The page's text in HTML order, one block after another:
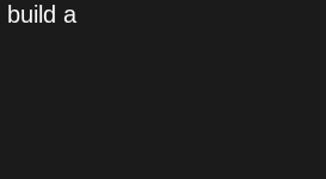
build a